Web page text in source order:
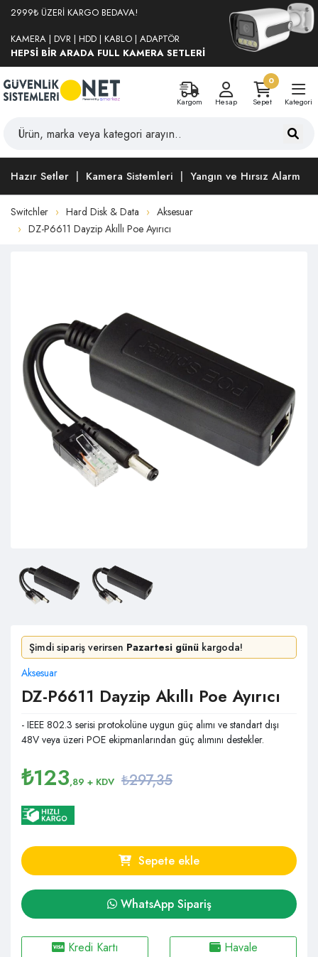
2999₺ ÜZERİ KARGO BEDAVA!
KAMERA | DVR | HDD | KABLO | ADAPTÖR
HEPSİ BİR ARADA FULL KAMERA SETLERİ
Kargom Hesap
0
Sepet
Kategori
Hazır Setler Kamera Sistemleri Yangın ve Hırsız Alarm
Switchler Hard Disk & Data
Aksesuar
DZ-P6611 Dayzip Akıllı Poe Ayırıcı
Şimdi sipariş verirsen Pazartesi günü kargoda!
Aksesuar
DZ-P6611 Dayzip Akıllı Poe Ayırıcı
- IEEE 802.3 serisi protokolüne uygun güç alımı ve standart dışı
48V veya üzeri POE ekipmanlarından güç alımını destekler.
₺123,89 + KDV ₺297,35
Sepete ekle
WhatsApp Sipariş
Kredi Kartı Havale